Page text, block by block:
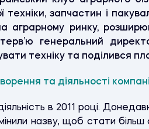
техніки, запчастин і
аграрному ринку,
генеральний
техніку та поділився
та діяльності
в 2011 році.
назву, щоб стати більш